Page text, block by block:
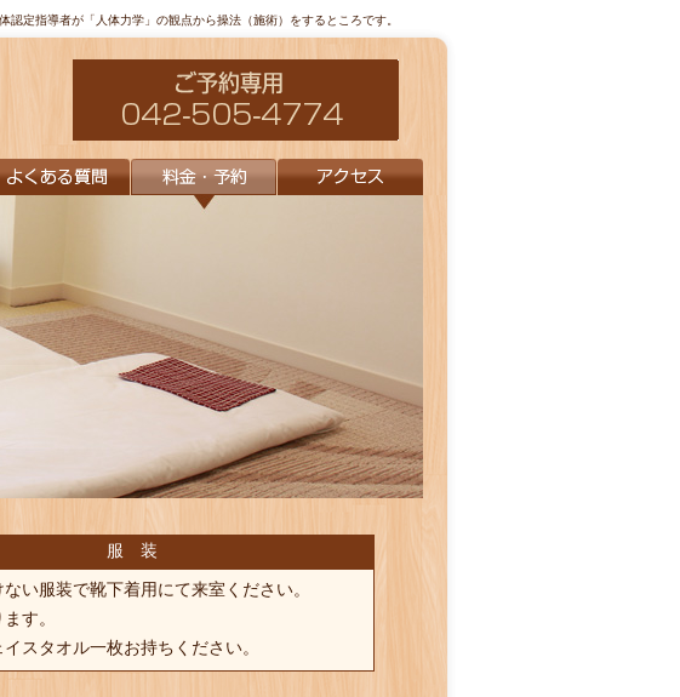
認定指導者が「人体力学」の観点から操法（施術）をするところです。
服 装
ない服装で靴下着用にて来室ください。
す。
イスタオル一枚お持ちください。